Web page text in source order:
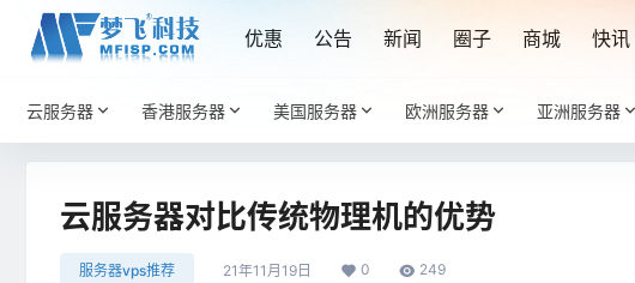
优惠 公告 新闻 圈子 商城 快讯
云服务器 香港服务器 美国服务器 欧洲服务器 亚洲服务器
云服务器对比传统物理机的优势
服务器vps推荐 21年11月19日 0 249